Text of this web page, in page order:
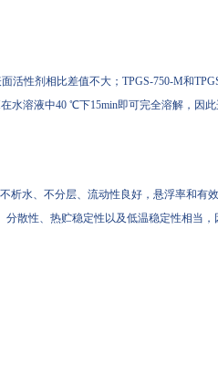
活性剂相比差值不大；TPGS-750-M和
水溶液中40 ℃下15min即可完全溶解，因
析水、不分层、流动性良好，悬浮率和有
分散性、热贮稳定性以及低温稳定性相当，